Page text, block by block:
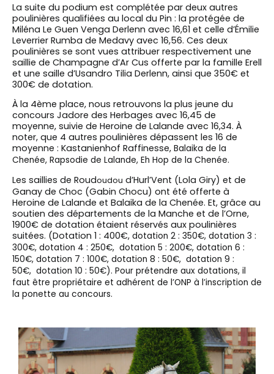
La suite du podium est complétée par deux autres
poulinières qualifiées au local du Pin : la protégée de
Miléna Le Guen Venga Derlenn avec 16,61 et celle d’Émilie
Leverrier Rumba de Medavy avec 16,56. Ces deux
poulinières se sont vues attribuer respectivement une
saillie de Champagne d’Ar Cus offerte par la famille Erell
et une saille d’Usandro Tilia Derlenn, ainsi que 350€ et
300€ de dotation.
À la 4ème place, nous retrouvons la plus jeune du
concours Jadore des Herbages avec 16,45 de
moyenne, suivie de Heroine de Lalande avec 16,34. À
noter, que 4 autres poulinières dépassent les 16 de
moyenne : Kastanienhof Raffinesse, Balaika de la
Chenée, Rapsodie de Lalande, Eh Hop de la Chenée.
Les saillies de Roudoudou d’Hurl’Vent (Lola Giry) et de
Ganay de Choc (Gabin Chocu) ont été offerte à
Heroine de Lalande et Balaika de la Chenée. Et, grâce au
soutien des départements de la Manche et de l’Orne,
1900€ de dotation étaient réservés aux poulinières
suitées. (Dotation 1 : 400€, dotation 2 : 350€, dotation 3 :
300€, dotation 4 : 250€, dotation 5 : 200€, dotation 6 :
150€, dotation 7 : 100€, dotation 8 : 50€, dotation 9 :
50€, dotation 10 : 50€). Pour prétendre aux dotations, il
faut être propriétaire et adhérent de l’ONP à l’inscription de
la ponette au concours.